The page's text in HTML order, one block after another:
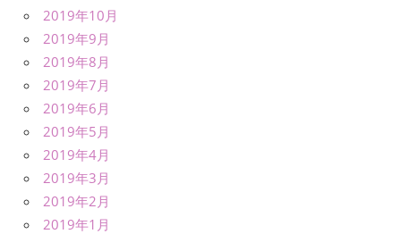
2019年10月
2019年9月
2019年8月
2019年7月
2019年6月
2019年5月
2019年4月
2019年3月
2019年2月
2019年1月